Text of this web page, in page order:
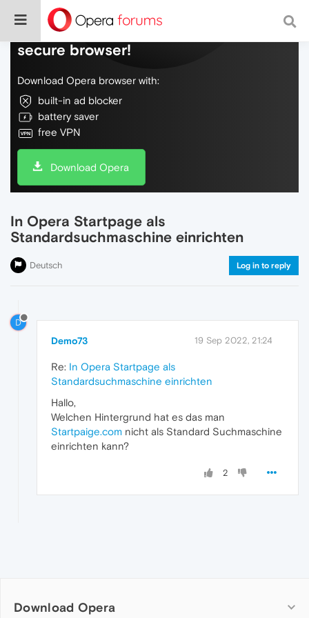
Do more on the web, with a fast and
secure browser!
Download Opera browser with:
built-in ad blocker
battery saver
free VPN
Download Opera
In Opera Startpage als
Standardsuchmaschine einrichten
Deutsch Log in to reply
D
Demo73 19 Sep 2022, 21:24
Re: In Opera Startpage als
Standardsuchmaschine einrichten
Hallo,
Welchen Hintergrund hat es das man
Startpaige.com nicht als Standard Suchmaschine
einrichten kann?
2
Download Opera